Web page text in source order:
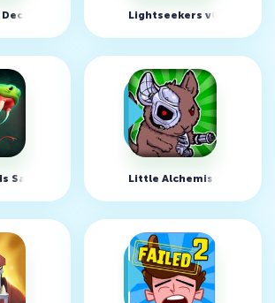
v0.61 Lightseekers v0.15.0
Savage Heroes v1.4.15 (MOD,Little Alchemist v1.38.20